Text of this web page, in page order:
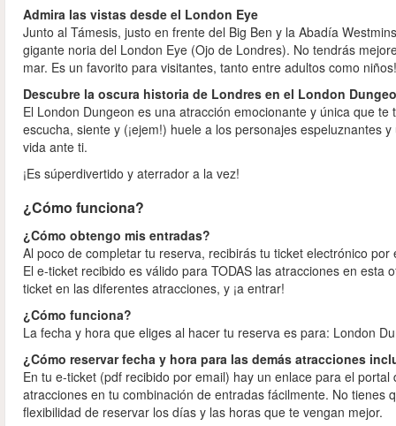
Admira las vistas desde el London Eye
Junto al Támesis, justo en frente del Big Ben y la Abadía
gigante noria del London Eye (Ojo de Londres). No tendrás
mar. Es un favorito para visitantes, tanto entre adultos como niños!
Descubre la oscura historia de Londres en el London
El London Dungeon es una atracción emocionante y única que
escucha, siente y (¡ejem!) huele a los personajes espeluznantes
vida ante ti.
¡Es súperdivertido y aterrador a la vez!
¿Cómo funciona?
¿Cómo obtengo mis entradas?
Al poco de completar tu reserva, recibirás tu ticket electrónico
El e-ticket recibido es válido para TODAS las atracciones en
ticket en las diferentes atracciones, y ¡a entrar!
¿Cómo funciona?
La fecha y hora que eliges al hacer tu reserva es para: London
¿Cómo reservar fecha y hora para las demás atracciones
En tu e-ticket (pdf recibido por email) hay un enlace para el
atracciones en tu combinación de entradas fácilmente. No
flexibilidad de reservar los días y las horas que te vengan mejor.